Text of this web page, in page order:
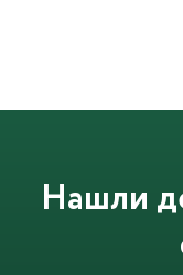
Нашли